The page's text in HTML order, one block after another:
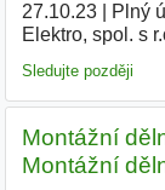
27.10.23| Plný
Elektro, spol. s
Sledujte později
Montážní
Montážní